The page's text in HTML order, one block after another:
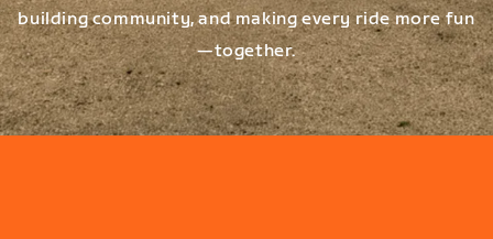
building community, and making every ride more fun
—together.